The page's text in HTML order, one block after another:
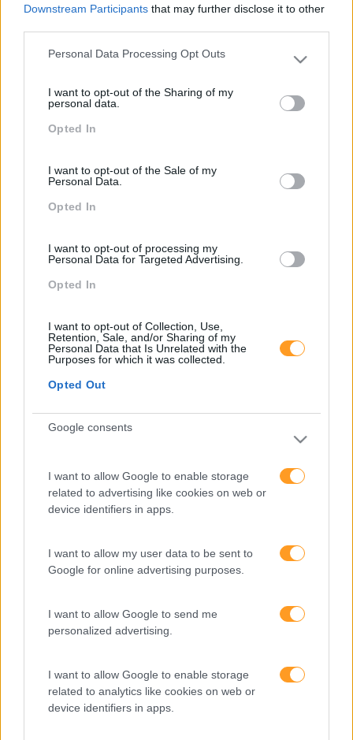
Downstream Participants that may further disclose it to other
Please note that this website/app uses one or more Google
not limited to your visit or usage behaviour. You may click to
grant or deny consent to Google and its third-party tags to
use your data for below specified purposes in below Google
Personal Data Processing Opt Outs
I want to opt-out of the Sharing of my
personal data.
Opted In
I want to opt-out of the Sale of my
Personal Data.
Opted In
I want to opt-out of processing my
Personal Data for Targeted Advertising.
Opted In
I want to opt-out of Collection, Use,
Retention, Sale, and/or Sharing of my
Personal Data that Is Unrelated with the
Purposes for which it was collected.
Opted Out
Google consents
I want to allow Google to enable storage
related to advertising like cookies on web or
device identifiers in apps.
I want to allow my user data to be sent to
Google for online advertising purposes.
I want to allow Google to send me
personalized advertising.
I want to allow Google to enable storage
related to analytics like cookies on web or
device identifiers in apps.
Formações ajustadas
FORMAÇÕES À
MEDIDA
implementação e desenvolvimento de soluções
pragmáticas orientadas para os resultados
SABER MAIS
Somos a filial portuguesa do grupo SKOLAE Formation,
empresa europeia multiespecializada no desenvolvimento